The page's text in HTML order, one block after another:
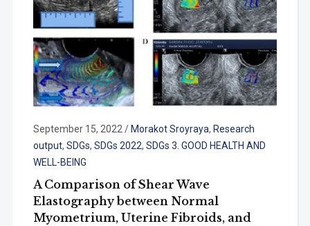
September 15, 2022 / Morakot Sroyraya, Research
output, SDGs, SDGs 2022, SDGs 3. GOOD HEALTH AND
WELL-BEING
A Comparison of Shear Wave
Elastography between Normal
Myometrium, Uterine Fibroids, and